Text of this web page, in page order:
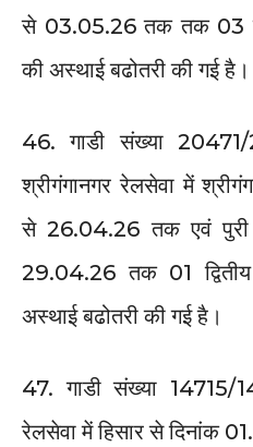
से 03.05.26 तक तक 03
की अस्थाई बढोतरी की गई है।
46. गाडी संख्या 20471/
श्रीगंगानगर रेलसेवा में
से 26.04.26 तक एवं
29.04.26 तक 01 द्वितीय
अस्थाई बढोतरी की गई है।
47. गाडी संख्या 14715/
रेलसेवा में हिसार से